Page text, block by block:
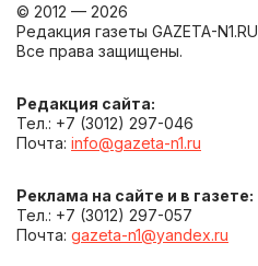
© 2012 — 2026
Редакция газеты GAZETA-N1.RU
Все права защищены.
Редакция сайта:
Тел.: +7 (3012) 297-046
Почта: info@gazeta-n1.ru
Реклама на сайте и в газете:
Тел.: +7 (3012) 297-057
Почта: gazeta-n1@yandex.ru